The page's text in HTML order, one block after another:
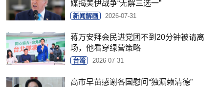
媒揭美伊战争“无解三选一”
新闻解画 2026-07-31
蒋万安拜会民进党团不到20分钟被请离
场，他看穿绿营策略
台湾 2026-07-31
高市早苗感谢各国慰问“独漏赖清德”